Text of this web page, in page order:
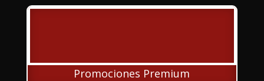
Promociones Premium